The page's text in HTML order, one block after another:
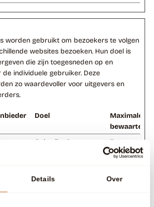
Details Over
worden gebruikt om bezoekers te volgen
websites bezoeken. Hun doel is
die zijn toegesneden op en
individuele gebruiker. Deze
zo waardevoller voor uitgevers en
Doel
Maximale
Gebruikt door
advertentieproducten
te leveren, zoals
3
maande